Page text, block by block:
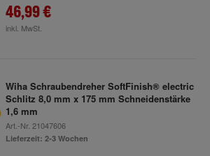
46,99 €
inkl. MwSt.
Wiha Schraubendreher SoftFinish® electric
Schlitz 8,0 mm x 175 mm Schneidenstärke
1,6 mm
Art.-Nr. 21047606
Lieferzeit: 2-3 Wochen